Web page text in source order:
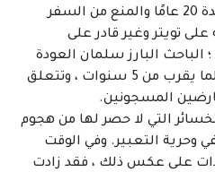
الرحمن السدحان بالسجن لمدة 20 عامًا والمنع من السفر
على تويتر وغير قادر على
الباحث البارز سلمان العودة
محتجز في الحبس الانفرادي لما يقرب من 5 سنوات ، وتتعلق
المسجونين.
التي لا حصر لها من هجوم
وحرية التعبير. وفي الوقت
على عكس ذلك ، فقد زادت